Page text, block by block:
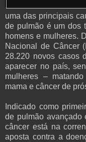
uma das principais
de pulmão é um dos
homens e mulheres.
Nacional de Câncer
28.220 novos casos
aparecer no país,
mulheres –
mama e câncer de
Indicado como
de pulmão avançado
câncer está na
aposta contra a